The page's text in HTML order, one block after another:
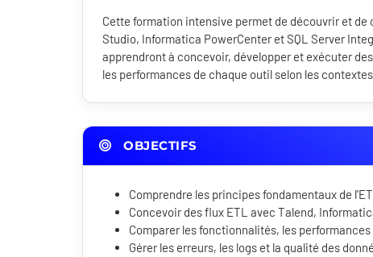
Cette formation intensive permet de découvrir et de
Studio, Informatica PowerCenter et SQL Server
apprendront à concevoir, développer et exécuter
les performances de chaque outil selon les contextes
OBJECTIFS
Comprendre les principes fondamentaux de
Concevoir des flux ETL avec Talend,
Comparer les fonctionnalités, les
Gérer les erreurs, les logs et la qualité des